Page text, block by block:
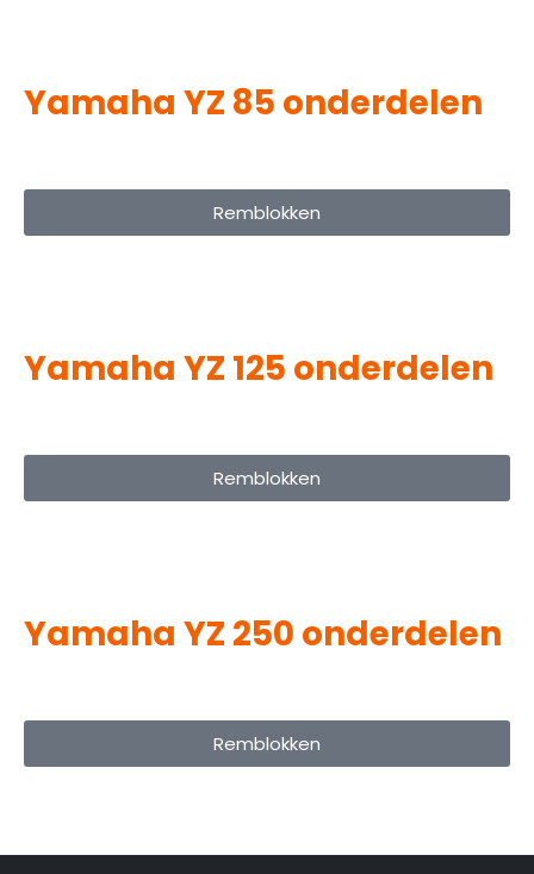
Yamaha YZ 85 onderdelen
Remblokken
Yamaha YZ 125 onderdelen
Remblokken
Yamaha YZ 250 onderdelen
Remblokken